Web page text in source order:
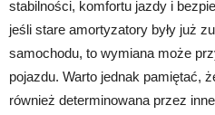
stabilności, komfortu jazdy i
jeśli stare amortyzatory były już
samochodu, to wymiana może
pojazdu. Warto jednak pamiętać,
również determinowana przez